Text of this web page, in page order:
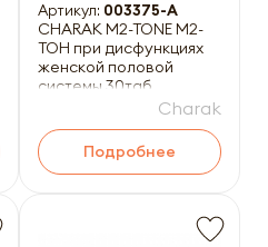
Артикул: 003375-A
CHARAK M2-TONE М2-
ТОН при дисфункциях
женской половой
системы 30таб
Charak
Подробнее